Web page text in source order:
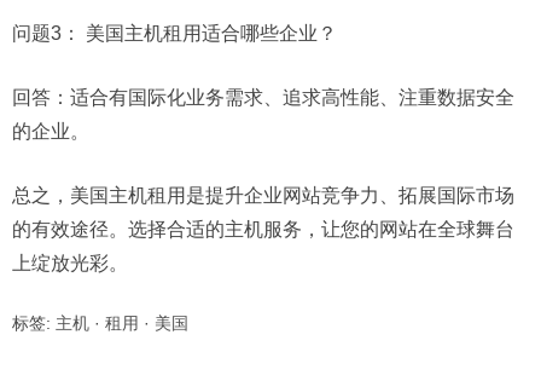
问题3： 美国主机租用适合哪些企业？
回答：适合有国际化业务需求、追求高性能、注重数据安全
的企业。
总之，美国主机租用是提升企业网站竞争力、拓展国际市场
的有效途径。选择合适的主机服务，让您的网站在全球舞台
上绽放光彩。
标签: 主机 · 租用 · 美国